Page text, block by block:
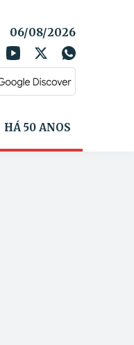
06/08/2026
HÁ 50 ANOS